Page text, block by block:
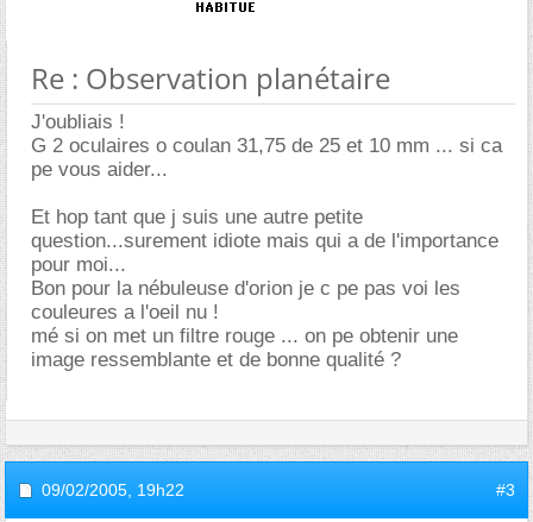
Re : Observation planétaire
J'oubliais !
G 2 oculaires o coulan 31,75 de 25 et 10 mm ... si ca
pe vous aider...
Et hop tant que j suis une autre petite
question...surement idiote mais qui a de l'importance
pour moi...
Bon pour la nébuleuse d'orion je c pe pas voi les
couleures a l'oeil nu !
mé si on met un filtre rouge ... on pe obtenir une
image ressemblante et de bonne qualité ?
09/02/2005, 19h22 #3